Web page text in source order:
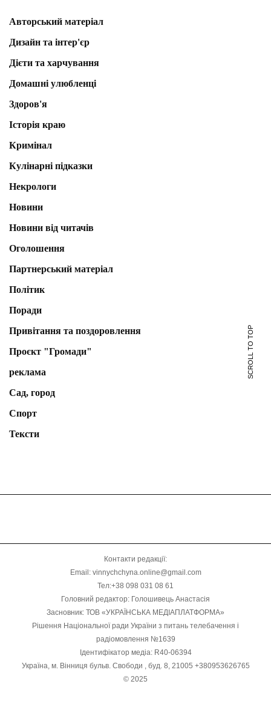
Авторський матеріал
Дизайн та інтер'єр
Дієти та харчування
Домашні улюбленці
Здоров'я
Історія краю
Кримінал
Кулінарні підказки
Некрологи
Новини
Новини від читачів
Оголошення
Партнерський матеріал
Політик
Поради
Привітання та поздоровлення
Проєкт "Громади"
реклама
Сад, город
Спорт
Тексти
SCROLL TO TOP
Контакти редакції:
Email: vinnychchyna.online@gmail.com
Тел:+38 098 031 08 61
Головний редактор: Голошивець Анастасія
Засновник: ТОВ «УКРАЇНСЬКА МЕДІАПЛАТФОРМА»
Рішення Національної ради України з питань телебачення і
радіомовлення №1639
Ідентифікатор медіа: R40-06394
Україна, м. Вінниця бульв. Свободи , буд. 8, 21005 +380953626765
© 2025